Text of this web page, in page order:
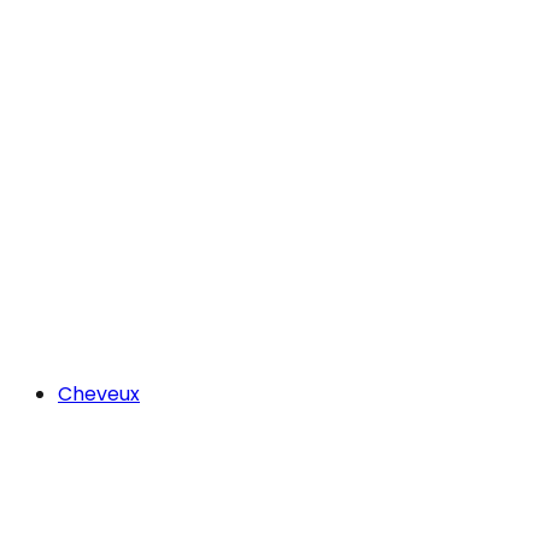
Cheveux